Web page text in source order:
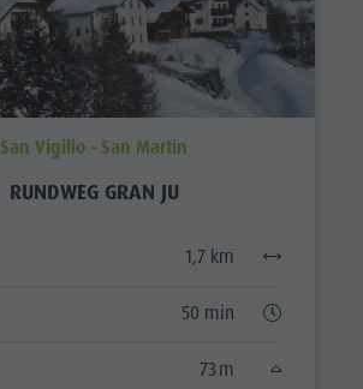
San Vigilio - San Martin
RUNDWEG GRAN JU
1,7 km
50 min
73 m